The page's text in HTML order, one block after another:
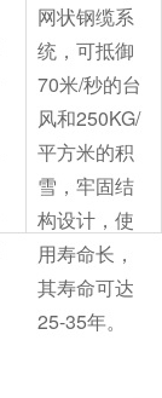
网状钢缆系
统，可抵御
70米/秒的台
风和250KG/
平方米的积
雪，牢固结
构设计，使
用寿命长，
其寿命可达
25-35年。